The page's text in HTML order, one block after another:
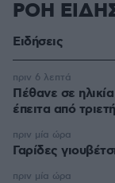
ΡΟΗ
Ειδήσεις
Πέθανε σε
έπειτα από
πριν 6 λεπτά
Γαρίδες
πριν μία ώρα
πριν μία ώρα